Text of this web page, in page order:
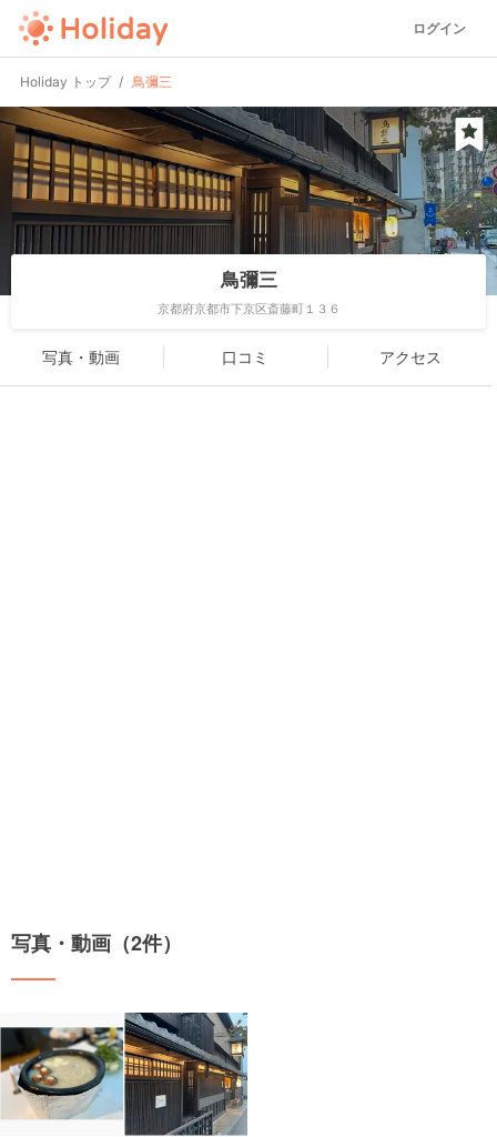
ログイン
Holiday トップ 鳥彌三
鳥彌三
京都府京都市下京区斎藤町１３６
写真・動画 口コミ アクセス
写真・動画（2件）